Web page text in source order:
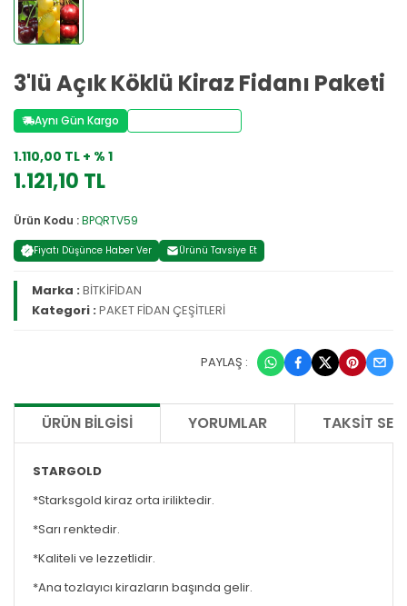
3'lü Açık Köklü Kiraz Fidanı Paketi
Aynı Gün Kargo
1.110,00 TL + % 1
1.121,10 TL
Ürün Kodu :BPQRTV59
Fiyatı Düşünce Haber Ver Ürünü Tavsiye Et
Marka :BİTKİFİDAN
Kategori :PAKET FİDAN ÇEŞİTLERİ
PAYLAŞ :
ÜRÜN BILGISI YORUMLAR TAKSIT
STARGOLD
*Starksgold kiraz orta iriliktedir.
*Sarı renktedir.
*Kaliteli ve lezzetlidir.
*Ana tozlayıcı kirazların başında gelir.